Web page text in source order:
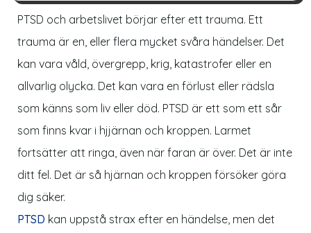
PTSD och arbetslivet börjar efter ett trauma. Ett
trauma är en, eller flera mycket svåra händelser. Det
kan vara våld, övergrepp, krig, katastrofer eller en
allvarlig olycka. Det kan vara en förlust eller rädsla
som känns som liv eller död. PTSD är ett som ett sår
som finns kvar i hjjärnan och kroppen. Larmet
fortsätter att ringa, även när faran är över. Det är inte
ditt fel. Det är så hjärnan och kroppen försöker göra
dig säker.
PTSD kan uppstå strax efter en händelse, men det